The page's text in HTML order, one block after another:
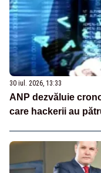
30 iul. 2026, 13:33
ANP dezvăluie
care hackerii au